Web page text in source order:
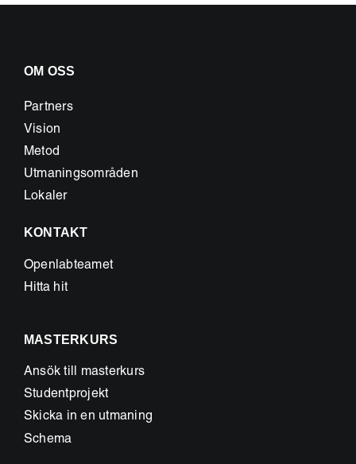
OM OSS
Partners
Vision
Metod
Utmaningsområden
Lokaler
KONTAKT
Openlabteamet
Hitta hit
MASTERKURS
Ansök till masterkurs
Studentprojekt
Skicka in en utmaning
Schema